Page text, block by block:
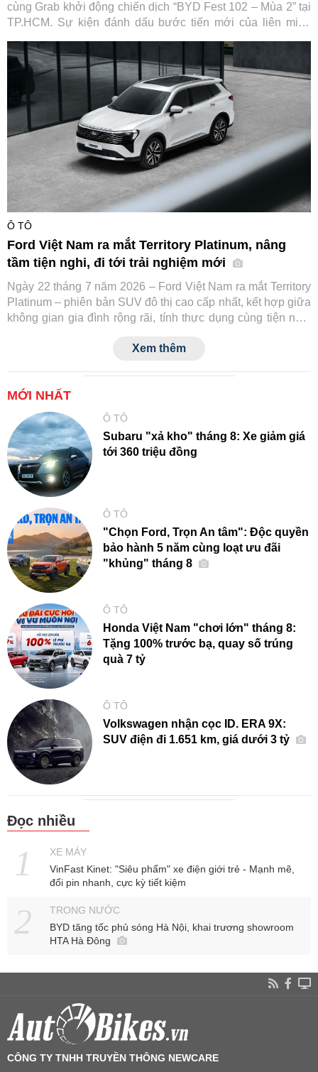
cùng Grab khởi động chiến dịch “BYD Fest 102 – Mùa 2” tại
TP.HCM. Sự kiện đánh dấu bước tiến mới của liên minh
đẩy chuyển đổi xanh cho ngành vận tải dịch vụ tại Việt Nam.
Ô TÔ
Ford Việt Nam ra mắt Territory Platinum, nâng
tầm tiện nghi, đi tới trải nghiệm mới
Ngày 22 tháng 7 năm 2026 – Ford Việt Nam ra mắt Territory
Platinum – phiên bản SUV đô thị cao cấp nhất, kết hợp giữa
không gian gia đình rộng rãi, tính thực dụng cùng tiện nghi
Xem thêm
MỚI NHẤT
Ô TÔ
Subaru "xả kho" tháng 8: Xe giảm giá
tới 360 triệu đồng
Ô TÔ
"Chọn Ford, Trọn An tâm": Độc quyền
bảo hành 5 năm cùng loạt ưu đãi
"khủng" tháng 8
Ô TÔ
Honda Việt Nam "chơi lớn" tháng 8:
Tặng 100% trước bạ, quay số trúng
quà 7 tỷ
Ô TÔ
Volkswagen nhận cọc ID. ERA 9X:
SUV điện đi 1.651 km, giá dưới 3 tỷ
Đọc nhiều
XE MÁY
VinFast Kinet: "Siêu phẩm" xe điện giới trẻ - Mạnh mẽ,
đổi pin nhanh, cực kỳ tiết kiệm
TRONG NƯỚC
BYD tăng tốc phủ sóng Hà Nội, khai trương showroom
HTA Hà Đông
CÔNG TY TNHH TRUYỀN THÔNG NEWCARE